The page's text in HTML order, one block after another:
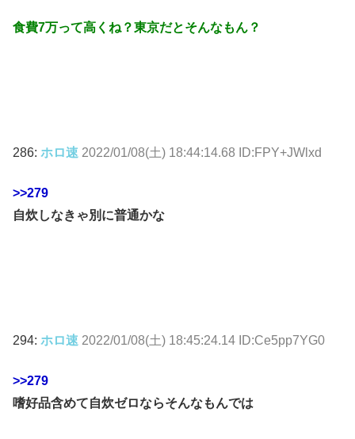
食費7万って高くね？東京だとそんなもん？
286: ホロ速 2022/01/08(土) 18:44:14.68 ID:FPY+JWlxd
>>279
自炊しなきゃ別に普通かな
294: ホロ速 2022/01/08(土) 18:45:24.14 ID:Ce5pp7YG0
>>279
嗜好品含めて自炊ゼロならそんなもんでは